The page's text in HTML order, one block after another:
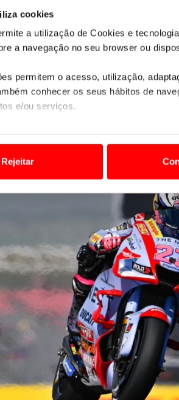
cookies
a utilização de Cookies e
a navegação no seu browser ou
permitem o acesso, utilização,
conhecer os seus hábitos de
e/ou serviços.
para melhorar a sua experiência
redes sociais, bem como para
partilhamos informação, relativa à sua
na UE e em países terceiros.
que as transferências internacionais de
quando tal se afigure estritamente
bloqueio de certo tipo de Cookies e
e nos serviços disponibilizados.
de cookies do site.
Rejeitar
navitória do italiano Enea
e com a qual não contava. É a
equipa. A segunda posição
também
ainda no pódio ficou Alex Espargaro
com a Yamaha a 4,2
a sua Ducati.